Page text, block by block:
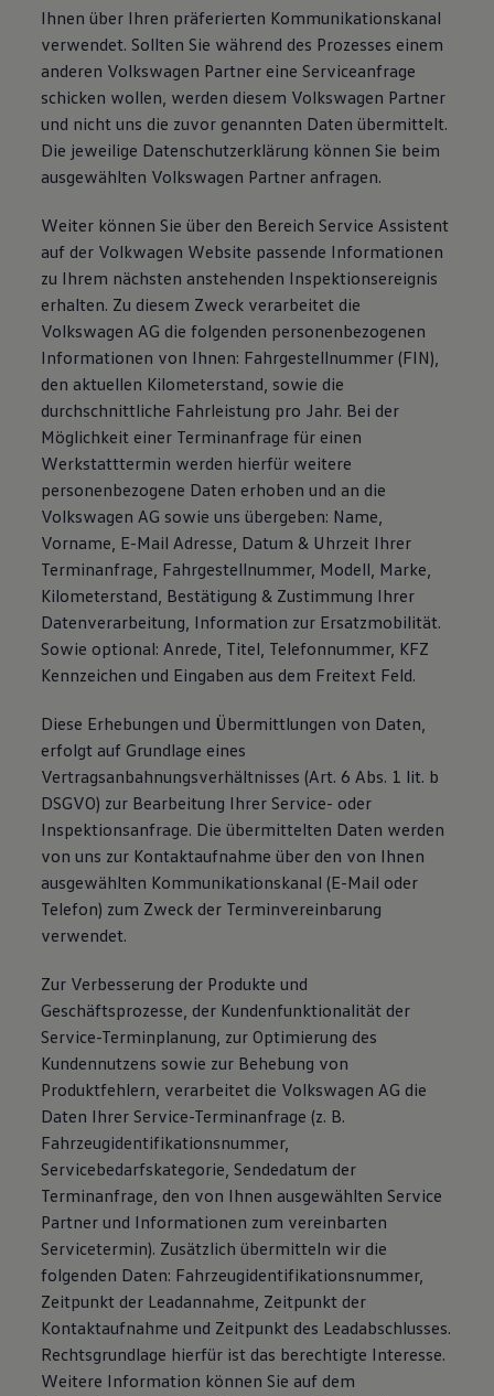
Ihnen über Ihren präferierten Kommunikationskanal
verwendet. Sollten Sie während des Prozesses einem
anderen Volkswagen Partner eine Serviceanfrage
schicken wollen, werden diesem Volkswagen Partner
und nicht uns die zuvor genannten Daten übermittelt.
Die jeweilige Datenschutzerklärung können Sie beim
ausgewählten Volkswagen Partner anfragen.
Weiter können Sie über den Bereich Service Assistent
auf der Volkwagen Website passende Informationen
zu Ihrem nächsten anstehenden Inspektionsereignis
erhalten. Zu diesem Zweck verarbeitet die
Volkswagen AG die folgenden personenbezogenen
Informationen von Ihnen: Fahrgestellnummer (FIN),
den aktuellen Kilometerstand, sowie die
durchschnittliche Fahrleistung pro Jahr. Bei der
Möglichkeit einer Terminanfrage für einen
Werkstatttermin werden hierfür weitere
personenbezogene Daten erhoben und an die
Volkswagen AG sowie uns übergeben: Name,
Vorname, E-Mail Adresse, Datum & Uhrzeit Ihrer
Terminanfrage, Fahrgestellnummer, Modell, Marke,
Kilometerstand, Bestätigung & Zustimmung Ihrer
Datenverarbeitung, Information zur Ersatzmobilität.
Sowie optional: Anrede, Titel, Telefonnummer, KFZ
Kennzeichen und Eingaben aus dem Freitext Feld.
Diese Erhebungen und Übermittlungen von Daten,
erfolgt auf Grundlage eines
Vertragsanbahnungsverhältnisses (Art. 6 Abs. 1 lit. b
DSGVO) zur Bearbeitung Ihrer Service- oder
Inspektionsanfrage. Die übermittelten Daten werden
von uns zur Kontaktaufnahme über den von Ihnen
ausgewählten Kommunikationskanal (E-Mail oder
Telefon) zum Zweck der Terminvereinbarung
verwendet.
Zur Verbesserung der Produkte und
Geschäftsprozesse, der Kundenfunktionalität der
Service-Terminplanung, zur Optimierung des
Kundennutzens sowie zur Behebung von
Produktfehlern, verarbeitet die Volkswagen AG die
Daten Ihrer Service-Terminanfrage (z. B.
Fahrzeugidentifikationsnummer,
Servicebedarfskategorie, Sendedatum der
Terminanfrage, den von Ihnen ausgewählten Service
Partner und Informationen zum vereinbarten
Servicetermin). Zusätzlich übermitteln wir die
folgenden Daten: Fahrzeugidentifikationsnummer,
Zeitpunkt der Leadannahme, Zeitpunkt der
Kontaktaufnahme und Zeitpunkt des Leadabschlusses.
Rechtsgrundlage hierfür ist das berechtigte Interesse.
Weitere Information können Sie auf dem